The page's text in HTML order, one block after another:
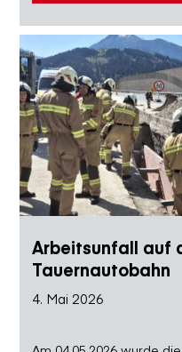
4. Mai 2026
Arbeitsunfall auf
Tauernautobahn